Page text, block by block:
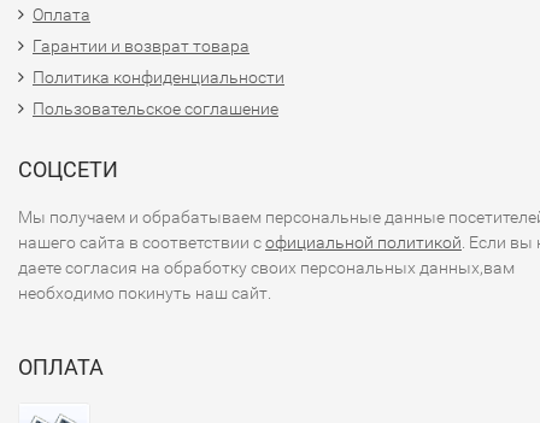
Оплата
Гарантии и возврат товара
Политика конфиденциальности
Пользовательское соглашение
СОЦСЕТИ
Мы получаем и обрабатываем персональные данные
нашего сайта в соответствии софициальной политикой . Если вы
даете согласия на обработку своих персональных данных,вам
необходимо покинуть наш сайт.
ОПЛАТА